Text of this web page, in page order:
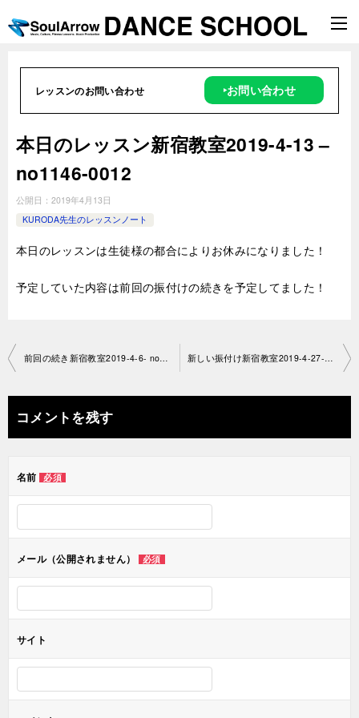
レッスンのお問い合わせ ‣お問い合わせ
本日のレッスン新宿教室2019-4-13 –
no1146-0012
公開日： 2019年4月13日
KURODA先生のレッスンノート
本日のレッスンは生徒様の都合によりお休みになりました！
予定していた内容は前回の振付けの続きを予定してました！
投
ナ
ビ
ー
ン
前回の続き新宿教室2019-4-6- no1146-0012 新しい振付け新宿教室2019-4-27- no1146- 0012
コメントを残す
名前 必須
メール（公開されません） 必須
サイト